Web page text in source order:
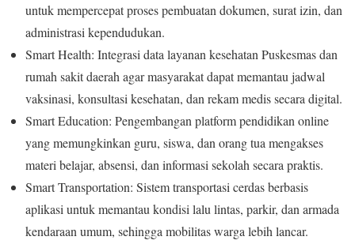
untuk mempercepat proses pembuatan dokumen, surat izin, dan
administrasi kependudukan.
Smart Health: Integrasi data layanan kesehatan Puskesmas dan
rumah sakit daerah agar masyarakat dapat memantau jadwal
vaksinasi, konsultasi kesehatan, dan rekam medis secara digital.
Smart Education: Pengembangan platform pendidikan online
yang memungkinkan guru, siswa, dan orang tua mengakses
materi belajar, absensi, dan informasi sekolah secara praktis.
Smart Transportation: Sistem transportasi cerdas berbasis
aplikasi untuk memantau kondisi lalu lintas, parkir, dan armada
kendaraan umum, sehingga mobilitas warga lebih lancar.